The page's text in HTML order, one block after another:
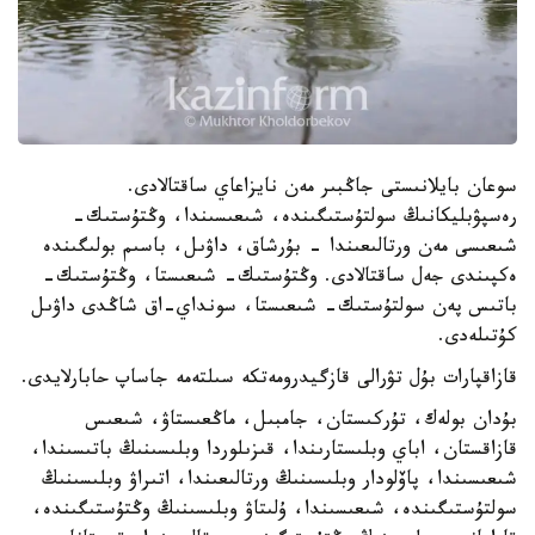
سوعان بايلانىستى جاڭبىر مەن نايزاعاي ساقتالادى.
رەسپۋبليكانىڭ سولتۇستىگىندە، شىعىسىندا، وڭتۇستىك-
شىعىسى مەن ورتالىعىندا - بۇرشاق، داۋىل، باسىم بولىگىندە
ەكپىندى جەل ساقتالادى. وڭتۇستىك- شىعىستا، وڭتۇستىك-
باتىس پەن سولتۇستىك- شىعىستا، سونداي-اق شاڭدى داۋىل
كۇتىلەدى.
قازاقپارات بۇل تۋرالى قازگيدرومەتكە سىلتەمە جاساپ حابارلايدى.
بۇدان بولەك، تۇركىستان، جامبىل، ماڭعىستاۋ، شىعىس
قازاقستان، اباي وبلىستارىندا، قىزىلوردا وبلىسىنىڭ باتىسىندا،
شىعىسىندا، پاۆلودار وبلىسىنىڭ ورتالىعىندا، اتىراۋ وبلىسىنىڭ
سولتۇستىگىندە، شىعىسىندا، ۇلىتاۋ وبلىسىنىڭ وڭتۇستىگىندە،